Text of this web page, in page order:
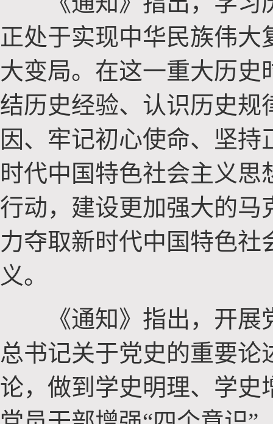
正处于实现中华民族伟
大变局。在这一重大历
结历史经验、认识历史规
因、牢记初心使命、坚
时代中国特色社会主义
行动，建设更加强大的马
力夺取新时代中国特色
义。
《通知》指出，开展
总书记关于党史的重要
论，做到学史明理、学史